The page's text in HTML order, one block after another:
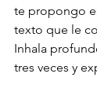
te propongo
texto que le
Inhala
tres veces y